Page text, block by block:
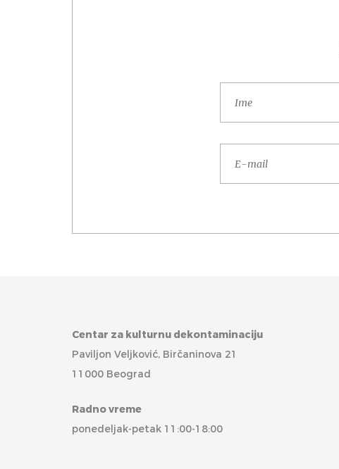
Centar za kulturnu dekontaminaciju
Paviljon Veljković, Birčaninova 21
11000 Beograd
Radno vreme
ponedeljak-petak 11:00-18:00